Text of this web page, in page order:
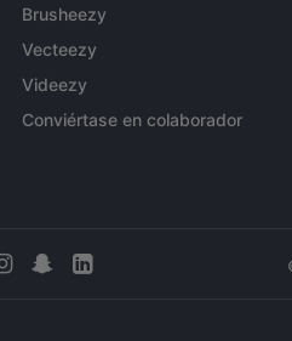
Brusheezy
Vecteezy
Videezy
Conviértase en colaborador